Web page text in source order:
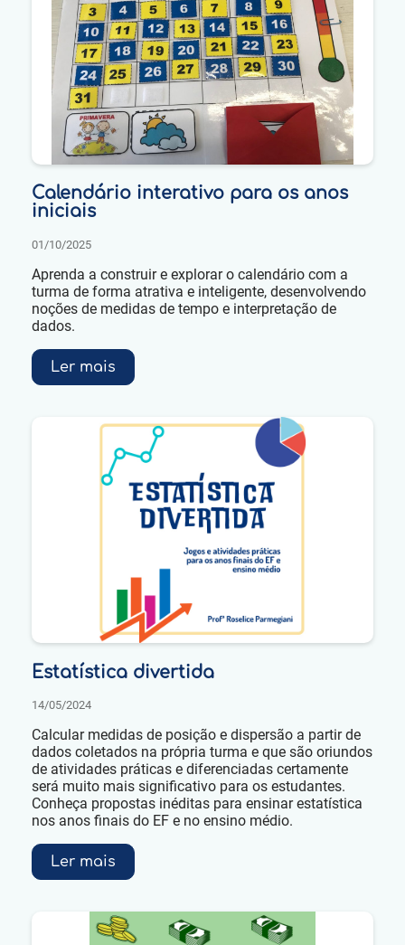
Calendário interativo para os anos
iniciais
01/10/2025
Aprenda a construir e explorar o calendário com a
turma de forma atrativa e inteligente, desenvolvendo
noções de medidas de tempo e interpretação de
dados.
Ler mais
Estatística divertida
14/05/2024
Calcular medidas de posição e dispersão a partir de
dados coletados na própria turma e que são oriundos
de atividades práticas e diferenciadas certamente
será muito mais significativo para os estudantes.
Conheça propostas inéditas para ensinar estatística
nos anos finais do EF e no ensino médio.
Ler mais